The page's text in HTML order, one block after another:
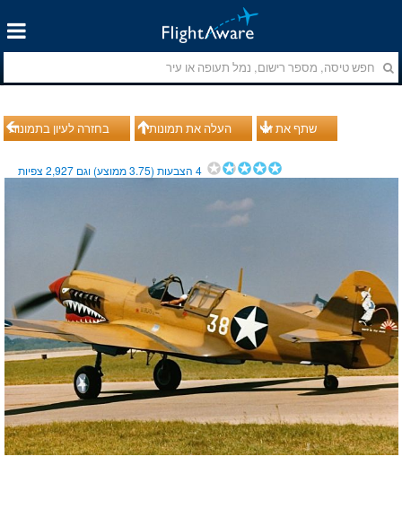
בחזרה לעיון בתמונות העלה את תמונותיך שתף את זה
4הצבעות (3.75ממוצע) וגם 2,927צפיות